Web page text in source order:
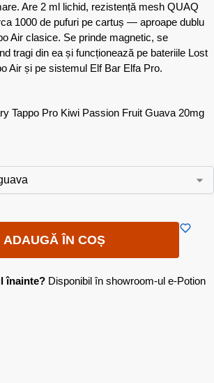
Are 2 ml lichid, rezistență mesh QUAQ
1000 de pufuri pe cartuș — aproape dublu
Air clasice. Se prinde magnetic, se
tragi din ea și funcționează pe bateriile Lost
Air și pe sistemul Elf Bar Elfa Pro.
Tappo Pro Kiwi Passion Fruit Guava 20mg
ADAUGĂ ÎN COȘ
înainte? Disponibil în showroom-ul e-Potion